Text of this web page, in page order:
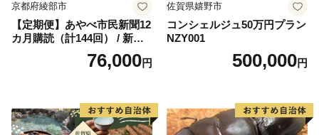
京都府綾部市
【定期便】あやべ市民新聞12
カ月購読（計144回） / 新聞
情報誌 定期購読 綾部市 / 株
式会社あやべ市民新聞社［B
76,000円
佐賀県嬉野市
コンシェルジュ50万円プラン
NZY001
500,000円